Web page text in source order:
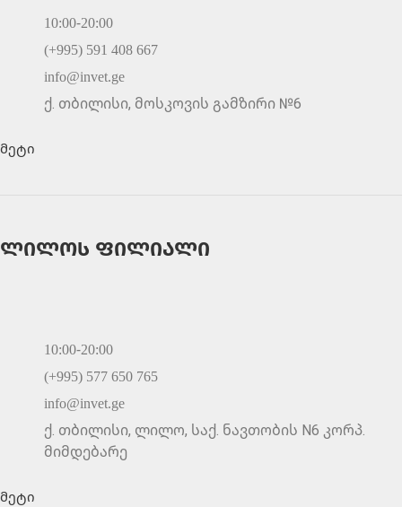
10:00-20:00
(+995) 591 408 667
info@invet.ge
ქ. თბილისი, მოსკოვის გამზირი №6
მეტი
ლილოს ფილიალი
10:00-20:00
(+995) 577 650 765
info@invet.ge
ქ. თბილისი, ლილო, საქ. ნავთობის N6 კორპ.
მიმდებარე
მეტი